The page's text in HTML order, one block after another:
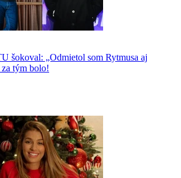
šokoval: „Odmietol som Rytmusa aj
tým bolo!